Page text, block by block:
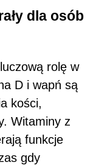
dla osób
rolę w
D i wapń są
kości,
Witaminy z
funkcje
gdy